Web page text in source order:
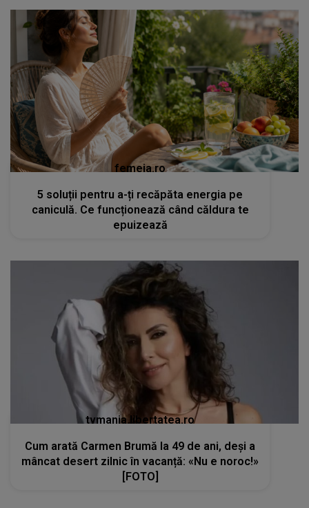
femeia.ro
5 soluții pentru a-ți recăpăta energia pe
caniculă. Ce funcționează când căldura te
epuizează
tvmania.libertatea.ro
Cum arată Carmen Brumă la 49 de ani, deși a
mâncat desert zilnic în vacanță: «Nu e noroc!»
[FOTO]